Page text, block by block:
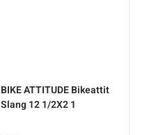
BIKE ATTITUDEBikeattit
Slang 12 1/2X2 1